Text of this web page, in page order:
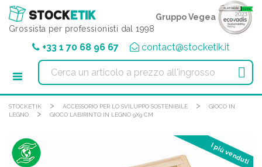
Grossista per professionisti dal 1998
Gruppo Vegea
+33 1 70 68 96 67 contact@stocketik.it

STOCKETIK > ACCESSORIO PER LO SVILUPPO SOSTENIBILE >
GIOCO IN
LEGNO
> GIOCO LABIRINTO IN LEGNO 9X9 CM
I più venduti
Pannello di gestione dei cookies